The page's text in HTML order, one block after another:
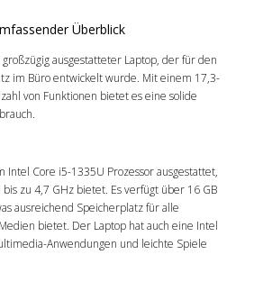
Überblick
großzügig ausgestatteter Laptop, der für den
im Büro entwickelt wurde. Mit einem 17,3-
von Funktionen bietet es eine solide
Intel Core i5-1335U Prozessor ausgestattet,
zu 4,7 GHz bietet. Es verfügt über 16 GB
ausreichend Speicherplatz für alle
bietet. Der Laptop hat auch eine Intel
Anwendungen und leichte Spiele